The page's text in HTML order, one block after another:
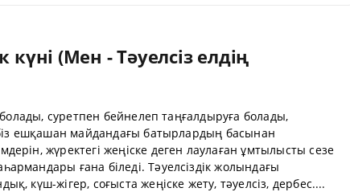
күні (Мен - Тәуелсіз елдің
болады, суретпен бейнелеп таңғалдыруға болады,
ешқашан майдандағы батырлардың басынан
жүректегі жеңіске деген лаулаған ұмтылысты сезе
ғана біледі. Тәуелсіздік жолындағы
күш-жігер, соғыста жеңіске жету, тәуелсіз, дербес....